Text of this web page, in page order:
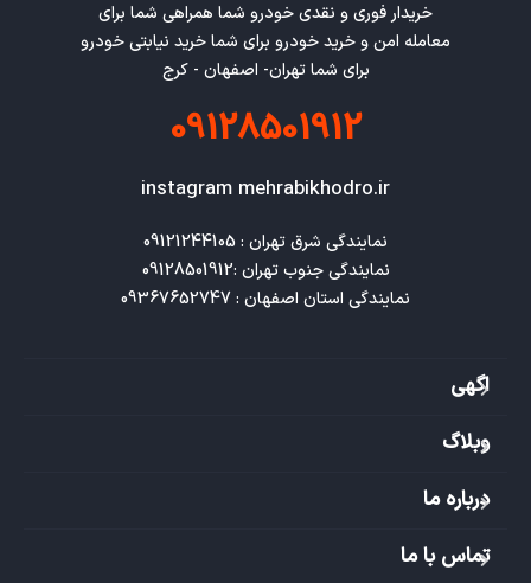
خریدار فوری و نقدی خودرو شما همراهی شما برای
معامله امن و خرید خودرو برای شما خرید نیابتی خودرو
برای شما تهران- اصفهان - کرج
09128501912
instagram mehrabikhodro.ir
نمایندگی استان اصفهان : 09367652747
اگهی
وبلاگ
درباره ما
تماس با ما